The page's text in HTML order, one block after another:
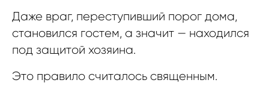
Даже враг, переступивший порог дома,
становился гостем, а значит — находился
под защитой хозяина.
Это правило считалось священным.